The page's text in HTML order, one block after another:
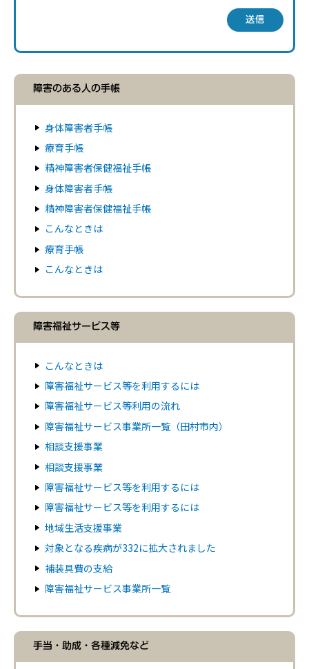
送信
障害のある人の手帳
身体障害者手帳
療育手帳
精神障害者保健福祉手帳
身体障害者手帳
精神障害者保健福祉手帳
こんなときは
療育手帳
こんなときは
障害福祉サービス等
こんなときは
障害福祉サービス等を利用するには
障害福祉サービス等利用の流れ
障害福祉サービス事業所一覧（田村市内）
相談支援事業
相談支援事業
障害福祉サービス等を利用するには
障害福祉サービス等を利用するには
地域生活支援事業
対象となる疾病が332に拡大されました
補装具費の支給
障害福祉サービス事業所一覧
手当・助成・各種減免など